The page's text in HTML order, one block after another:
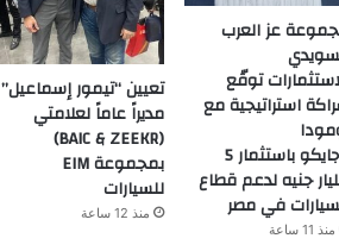
عز العرب
توقّع
استراتيجية مع
وجايكو باستثمار 5
جنيه لدعم قطاع
في مصر
منذ 11 ساعة
تعيين “تيمور إسماعيل”
مديراً عاماً لعلامتي
(BAIC & ZEEKR)
بمجموعة EIM
للسيارات
منذ 12 ساعة